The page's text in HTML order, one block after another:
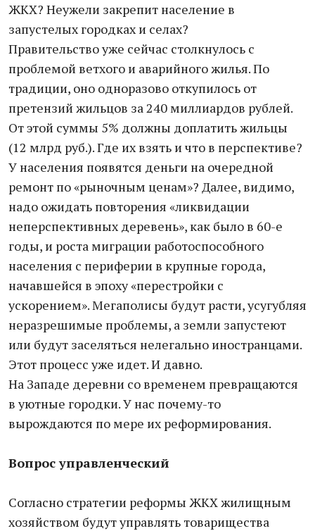
ЖКХ? Неужели закрепит население в
запустелых городках и селах?
Правительство уже сейчас столкнулось с
проблемой ветхого и аварийного жилья. По
традиции, оно одноразово откупилось от
претензий жильцов за 240 миллиардов рублей.
От этой суммы 5% должны доплатить жильцы
(12 млрд руб.). Где их взять и что в перспективе?
У населения появятся деньги на очередной
ремонт по «рыночным ценам»? Далее, видимо,
надо ожидать повторения «ликвидации
неперспективных деревень», как было в 60-е
годы, и роста миграции работоспособного
населения с периферии в крупные города,
начавшейся в эпоху «перестройки с
ускорением». Мегаполисы будут расти, усугубляя
неразрешимые проблемы, а земли запустеют
или будут заселяться нелегально иностранцами.
Этот процесс уже идет. И давно.
На Западе деревни со временем превращаются
в уютные городки. У нас почему-то
вырождаются по мере их реформирования.
Вопрос управленческий
Согласно стратегии реформы ЖКХ жилищным
хозяйством будут управлять товарищества